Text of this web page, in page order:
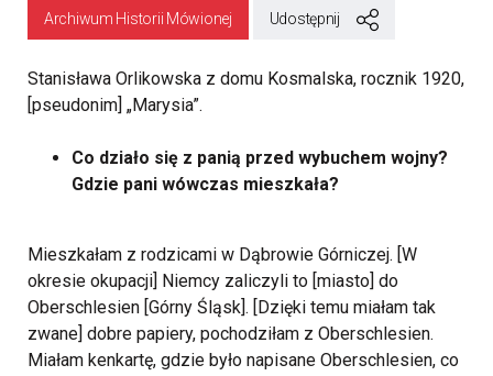
Archiwum Historii Mówionej Udostępnij
Stanisława Orlikowska z domu Kosmalska, rocznik 1920,
[pseudonim] „Marysia”.
Co działo się z panią przed wybuchem wojny?
Gdzie pani wówczas mieszkała?
Mieszkałam z rodzicami w Dąbrowie Górniczej. [W
okresie okupacji] Niemcy zaliczyli to [miasto] do
Oberschlesien [Górny Śląsk]. [Dzięki temu miałam tak
zwane] dobre papiery, pochodziłam z Oberschlesien.
Miałam kenkartę, gdzie było napisane Oberschlesien, co